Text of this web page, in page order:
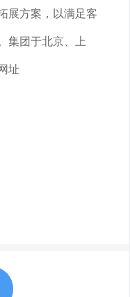
展方案，以满足客
集团于北京、上
址